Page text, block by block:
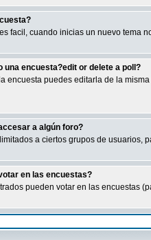
facil, cuando inicias un nuevo tema
una encuesta?edit or delete a poll?
encuesta puedes editarla de la
a algún foro?
a ciertos grupos de usuarios,
en las encuestas?
pueden votar en las encuestas